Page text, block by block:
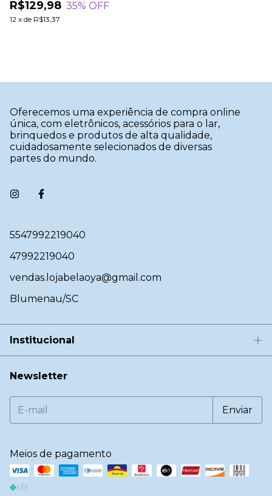
R$129,98 35% OFF
12 x de R$13,37
Oferecemos uma experiência de compra online
única, com eletrônicos, acessórios para o lar,
brinquedos e produtos de alta qualidade,
cuidadosamente selecionados de diversas
partes do mundo.
5547992219040
47992219040
vendas.lojabelaoya@gmail.com
Blumenau/SC
Institucional
Newsletter
Meios de pagamento